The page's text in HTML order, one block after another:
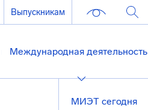
Выпускникам
Международная деятельность
МИЭТ сегодня